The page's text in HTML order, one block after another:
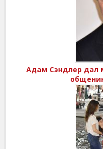
Адам Сэндлер дал